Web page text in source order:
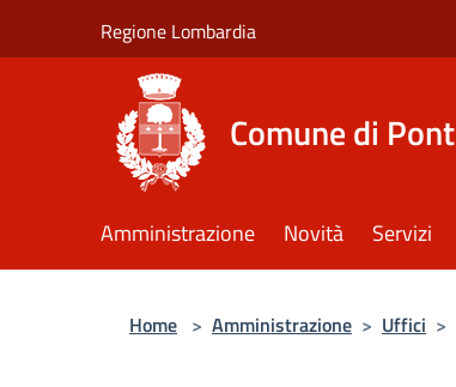
Regione Lombardia
Comune di
Amministrazione Novità Servizi
Home > Amministrazione > Uffici >